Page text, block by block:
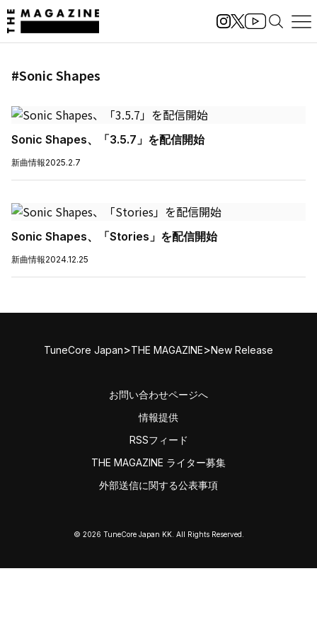
#Sonic Shapes
Sonic Shapes、「3.5.7」を配信開始
新曲情報2025.2.7
Sonic Shapes、「Stories」を配信開始
新曲情報2024.12.25
TuneCore Japan>THE MAGAZINE>New Release
お問い合わせページへ
情報提供
RSSフィード
THE MAGAZINE ライター募集
外部送信に関する公表事項
© 2026 TuneCore Japan KK. All Rights Reserved.